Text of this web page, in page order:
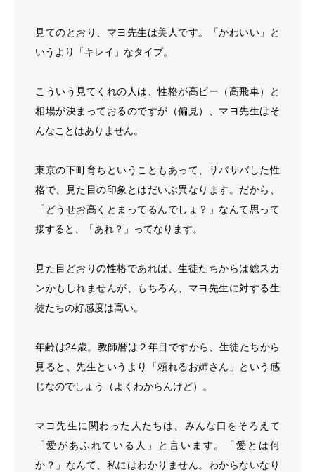
見てのとおり、マヨ先生は美人です。「かわいい」と
いうより「キレイ」なタイプ。
こういう見てくれの人は、性格が高ビー（高飛車）と
相場が決まっておるのですが（偏見）、マヨ先生はそ
んなことはありません。
東京の下町育ちということもあって、サバサバした性
格で、見た目の印象とはだいぶ異なります。だから、
「どうせお高くとまってるんでしょ？」なんて思って
接すると、「あれ？」ってなります。
見た目どおりの性格であれば、生徒たちからは総スカ
ンかもしれませんが、もちろん、マヨ先生に対する生
徒たちの好感度は高い。
年齢は24歳。教師暦は２年目ですから、生徒たちから
見ると、先生というより「頼れるお姉さん」という感
じなのでしょう（よくわからんけど）。
マヨ先生に関わった人たちは、みんな口をそろえて
「愛があふれている人」と言います。「愛とは何
か？」なんて、私にはわかりません。わからないなり